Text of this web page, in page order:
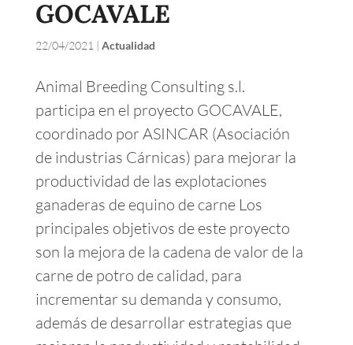
GOCAVALE
22/04/2021 | Actualidad
Animal Breeding Consulting s.l.
participa en el proyecto GOCAVALE,
coordinado por ASINCAR (Asociación
de industrias Cárnicas) para mejorar la
productividad de las explotaciones
ganaderas de equino de carne Los
principales objetivos de este proyecto
son la mejora de la cadena de valor de la
carne de potro de calidad, para
incrementar su demanda y consumo,
además de desarrollar estrategias que